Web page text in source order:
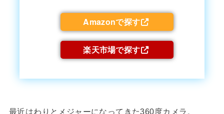
Amazonで探す
楽天市場で探す
最近はわりとメジャーになってきた360度カメラ。